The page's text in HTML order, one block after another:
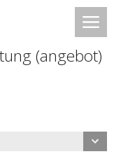
(angebot)